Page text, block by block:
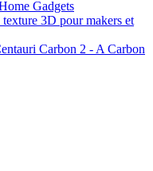
Gadgets
3D pour makers et
Carbon 2 - A Carbon